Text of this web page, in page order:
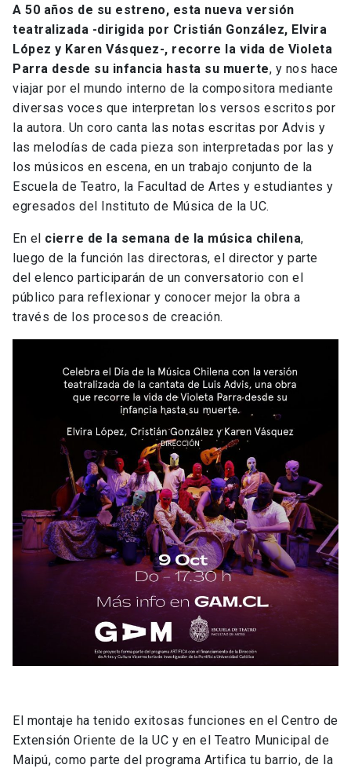
A 50 años de su estreno, esta nueva versión
teatralizada -dirigida por Cristián González, Elvira
López y Karen Vásquez-, recorre la vida de Violeta
Parra desde su infancia hasta su muerte, y nos hace
viajar por el mundo interno de la compositora mediante
diversas voces que interpretan los versos escritos por
la autora. Un coro canta las notas escritas por Advis y
las melodías de cada pieza son interpretadas por las y
los músicos en escena, en un trabajo conjunto de la
Escuela de Teatro, la Facultad de Artes y estudiantes y
egresados del Instituto de Música de la UC.
En el cierre de la semana de la música chilena,
luego de la función las directoras, el director y parte
del elenco participarán de un conversatorio con el
público para reflexionar y conocer mejor la obra a
través de los procesos de creación.
El montaje ha tenido exitosas funciones en el Centro de
Extensión Oriente de la UC y en el Teatro Municipal de
Maipú, como parte del programa Artifica tu barrio, de la